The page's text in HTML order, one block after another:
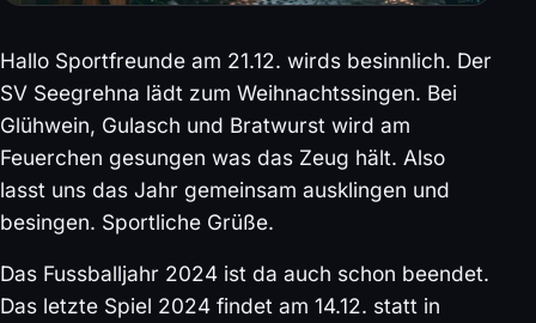
Hallo Sportfreunde am 21.12. wirds besinnlich. Der
SV Seegrehna lädt zum Weihnachtssingen. Bei
Glühwein, Gulasch und Bratwurst wird am
Feuerchen gesungen was das Zeug hält. Also
lasst uns das Jahr gemeinsam ausklingen und
besingen. Sportliche Grüße.
Das Fussballjahr 2024 ist da auch schon beendet.
Das letzte Spiel 2024 findet am 14.12. statt in